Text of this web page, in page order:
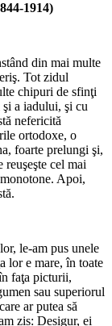
1914)
din mai multe
Tot zidul
chipuri de sfinţi
a iadului, şi cu
nefericită
ortodoxe, o
foarte prelungi şi,
reuşeşte cel mai
Apoi,
le-am pus unele
lor e mare, în toate
faţa picturii,
sau superiorul
ar putea să
zis: Desigur, ei